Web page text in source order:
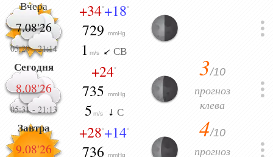
Вчера
7.08'26
05:29-21:14
+34°+18°
729mmHg
1 m/s СВ
Сегодня
8.08'26
05:31- 21:13
+24°
735mmHg
5 m/s С
3/10
прогноз
клева
Завтра
9.08'26
+28°+14°
736mmHg
4/10
прогноз